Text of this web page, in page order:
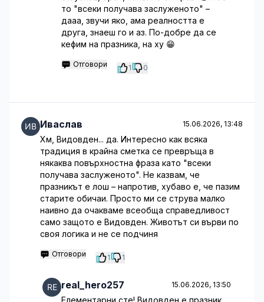
то "всеки получава заслуженото" –
дааа, звучи яко, ама реалността е
друга, знаеш го и аз. По-добре да се
кефим на празника, на ху 😁
Отговори 1 0
Иваслав 15.06.2026, 13:48
Хм, Видовден... да. Интересно как всяка
традиция в крайна сметка се превръща в
някаква повърхностна фраза като "всеки
получава заслуженото". Не казвам, че
празникът е лош – напротив, хубаво е, че пазим
старите обичаи. Просто ми се струва малко
наивно да очакваме всеобща справедливост
само защото е Видовден. Животът си върви по
своя логика и не се подчиня
Отговори 1 1
real_hero257 15.06.2026, 13:50
Елементарни сте! Видовден е празник